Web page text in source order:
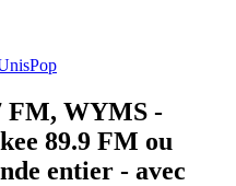
Pop
FM, WYMS -
89.9 FM ou
entier - avec